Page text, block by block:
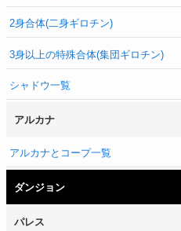
2身合体(二身ギロチン)
3身以上の特殊合体(集団ギロチン)
シャドウ一覧
アルカナ
アルカナとコープ一覧
ダンジョン
パレス